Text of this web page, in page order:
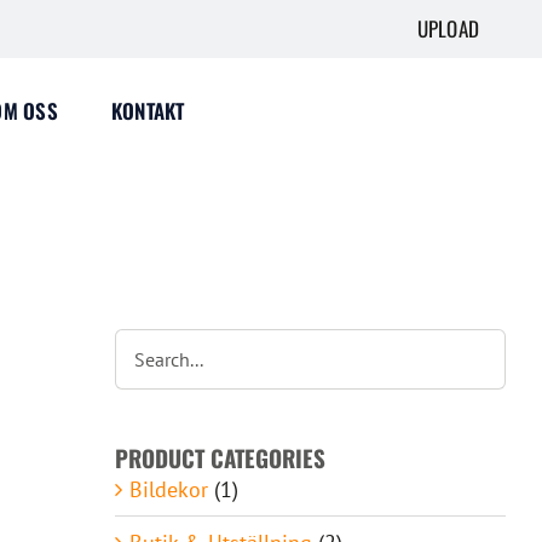
UPLOAD
OSS KONTAKT
PRODUCT CATEGORIES
Bildekor (1)